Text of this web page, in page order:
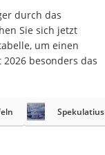
durch das
Sie sich jetzt
um einen
besonders das
Spekulatius